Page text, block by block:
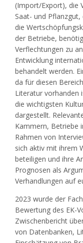
(Import/Export), die
Saat- und
die
der Betriebe,
Verflechtungen zu
Entwicklung
behandelt werden.
da für diesen
Literatur vorhanden
die wichtigsten
dargestellt.
Kammern, Betriebe
Rahmen von
sich aktiv mit ihrem
beteiligen und ihre
Prognosen als
Verhandlungen auf
2023 wurde der
Bewertung des EK-
Zwischenbericht
von Datenbanken,